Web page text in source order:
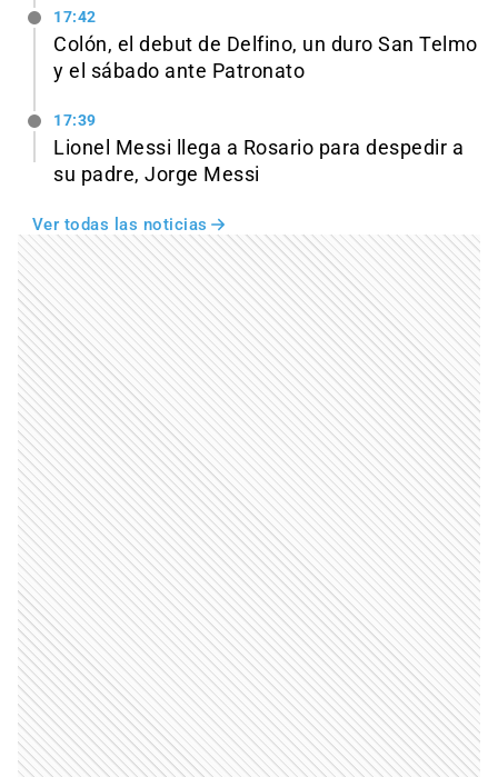
17:42
Colón, el debut de Delfino, un duro San Telmo
y el sábado ante Patronato
17:39
Lionel Messi llega a Rosario para despedir a
su padre, Jorge Messi
Ver todas las noticias